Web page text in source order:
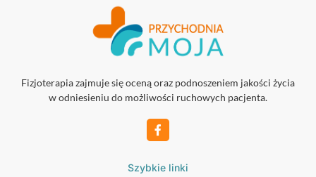
Fizjoterapia zajmuje się oceną oraz podnoszeniem jakości życia
w odniesieniu do możliwości ruchowych pacjenta.
Szybkie linki